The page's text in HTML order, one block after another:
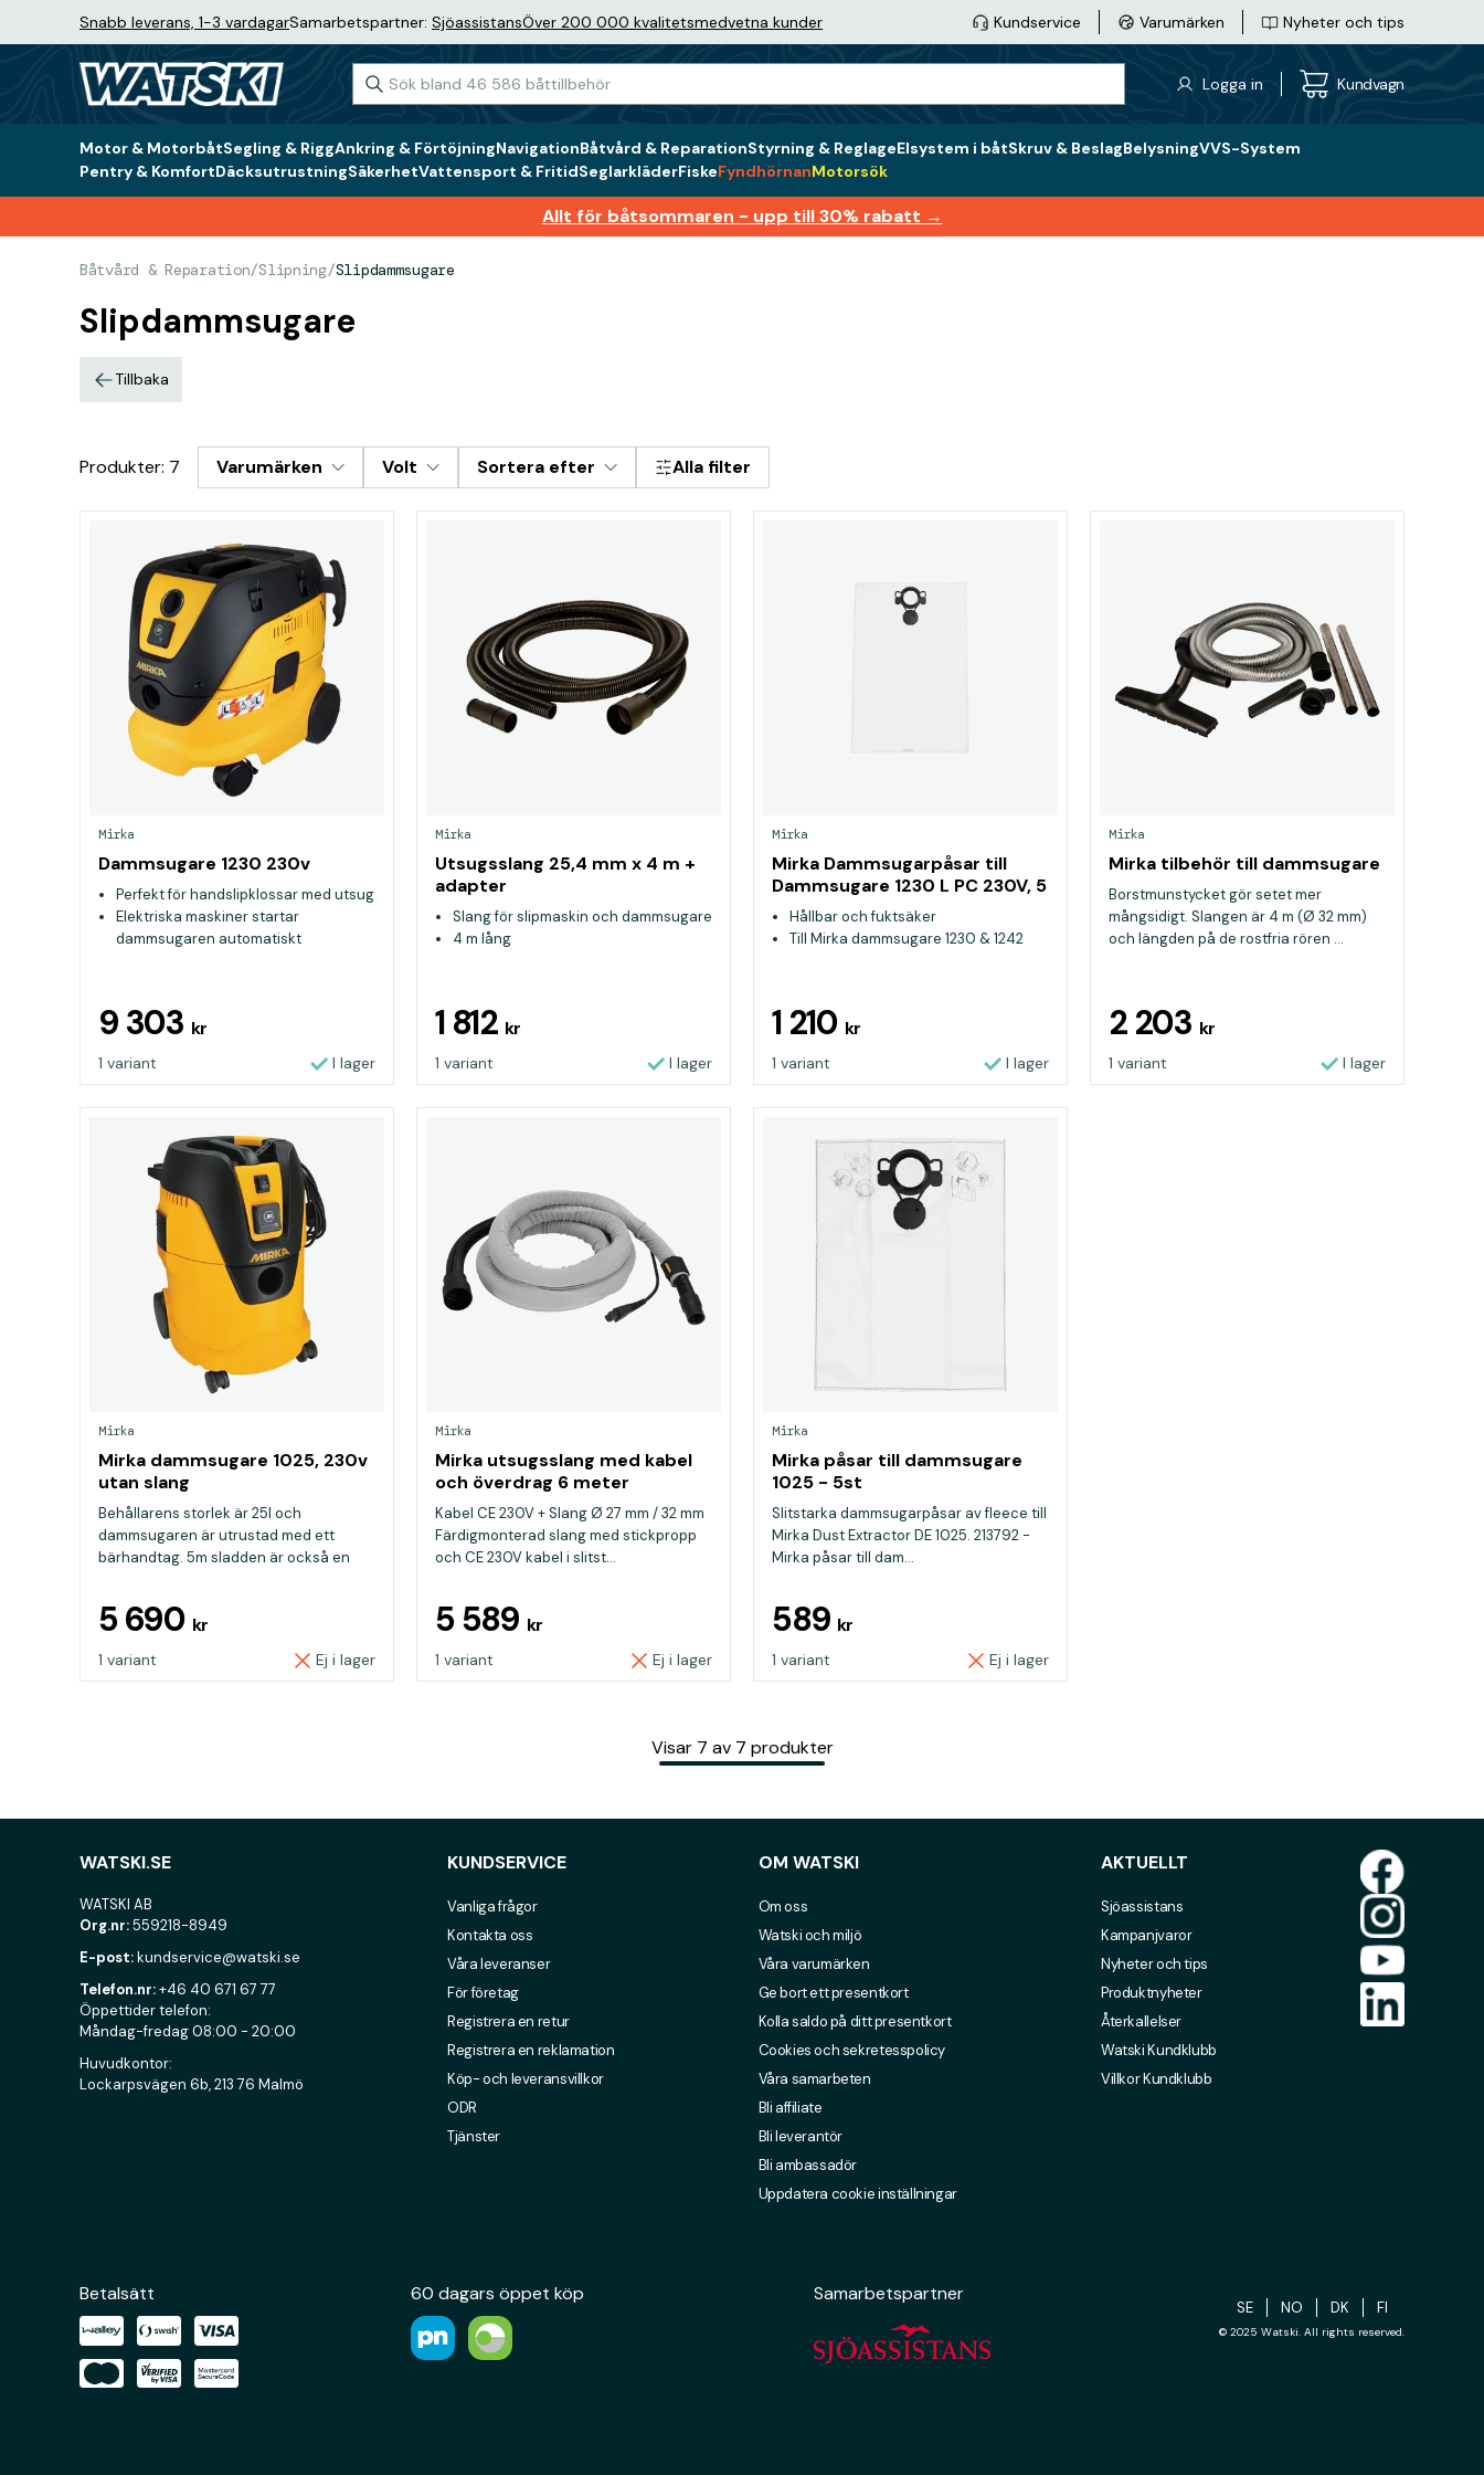
Snabb leverans, 1-3 vardagarSamarbetspartner: SjöassistansÖver 200 000 kvalitetsmedvetna kunder Kundservice Varumärken Nyheter och tips
Logga in Kundvagn
Motor & MotorbåtSegling & RiggAnkring & FörtöjningNavigationBåtvård & ReparationStyrning & ReglageElsystem i båtSkruv & BeslagBelysningVVS-System
Pentry & KomfortDäcksutrustningSäkerhetVattensport & FritidSeglarkläderFiskeFyndhörnanMotorsök
Allt för båtsommaren - upp till 30% rabatt →
Båtvård & Reparation/Slipning/Slipdammsugare
Slipdammsugare
Tillbaka
Produkter: 7 Varumärken Volt Sortera efter Alla filter
Mirka
Dammsugare 1230 230v
Perfekt för handslipklossar med utsug
Elektriska maskiner startar
dammsugaren automatiskt
9 303 kr
1 variant I lager
Mirka
Utsugsslang 25,4 mm x 4 m +
adapter
Slang för slipmaskin och dammsugare
4 m lång
1 812 kr
1 variant I lager
Mirka
Mirka Dammsugarpåsar till
Dammsugare 1230 L PC 230V, 5
stkHållbar och fuktsäker
Till Mirka dammsugare 1230 & 1242
1 210 kr
1 variant I lager
Mirka
Mirka tilbehör till dammsugare
Borstmunstycket gör setet mer
mångsidigt. Slangen är 4 m (Ø 32 mm)
och längden på de rostfria rören ...
2 203 kr
1 variant I lager
Mirka
Mirka dammsugare 1025, 230v
utan slang
Behållarens storlek är 25l och
dammsugaren är utrustad med ett
bärhandtag. 5m sladden är också en
5 690 kr
1 variant Ej i lager
Mirka
Mirka utsugsslang med kabel
och överdrag 6 meter
Kabel CE 230V + Slang Ø 27 mm / 32 mm
Färdigmonterad slang med stickpropp
och CE 230V kabel i slitst...
5 589 kr
1 variant Ej i lager
Mirka
Mirka påsar till dammsugare
1025 - 5st
Slitstarka dammsugarpåsar av fleece till
Mirka Dust Extractor DE 1025. 213792 -
Mirka påsar till dam...
589 kr
1 variant Ej i lager
Visar 7 av 7 produkter
WATSKI.SE
WATSKI AB
Org.nr:559218-8949
E-post:kundservice@watski.se
Telefon.nr:+46 40 671 67 77
Öppettider telefon:
Måndag-fredag 08:00 - 20:00
Huvudkontor:
Lockarpsvägen 6b, 213 76 Malmö
KUNDSERVICE
Vanliga frågor
Kontakta oss
Våra leveranser
För företag
Registrera en retur
Registrera en reklamation
Köp- och leveransvillkor
ODR
Tjänster
OM WATSKI
Om oss
Watski och miljö
Våra varumärken
Ge bort ett presentkort
Kolla saldo på ditt presentkort
Cookies och sekretesspolicy
Våra samarbeten
Bli affiliate
Bli leverantör
Bli ambassadör
Uppdatera cookie inställningar
AKTUELLT
Sjöassistans
Kampanjvaror
Nyheter och tips
Produktnyheter
Återkallelser
Watski Kundklubb
Villkor Kundklubb
Betalsätt 60 dagars öppet köp Samarbetspartner
SE NO DK FI
© 2025 Watski. All rights reserved.